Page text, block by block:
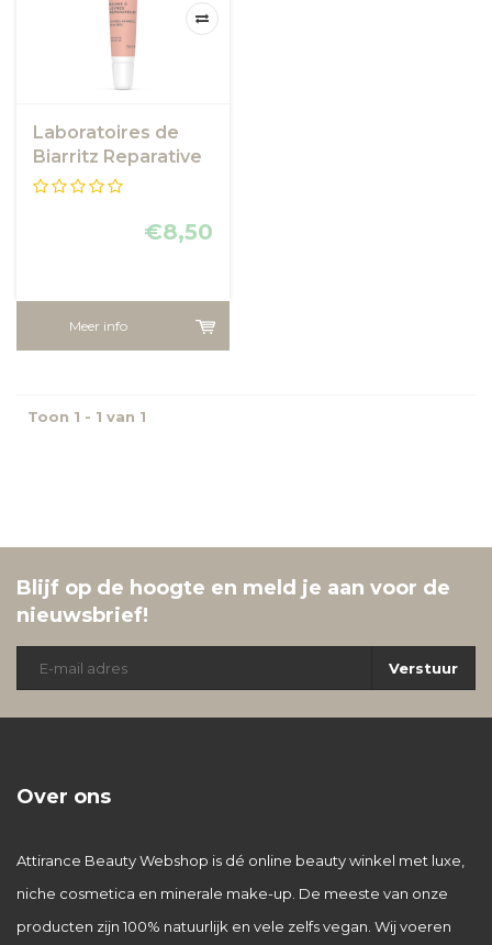
Laboratoires de
Biarritz Reparative
Lip Balm
€8,50
Meer info
Toon 1 - 1 van 1
Blijf op de hoogte en meld je aan voor de
nieuwsbrief!
Verstuur
Over ons
Attirance Beauty Webshop is dé online beauty winkel met luxe,
niche cosmetica en minerale make-up. De meeste van onze
producten zijn 100% natuurlijk en vele zelfs vegan. Wij voeren